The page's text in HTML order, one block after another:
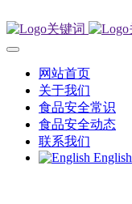
网站首页
关于我们
食品安全常识
食品安全动态
联系我们
English